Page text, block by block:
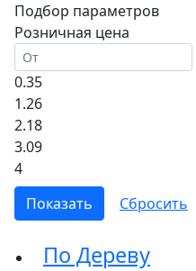
Подбор параметров
Розничная цена
0.35
1.26
2.18
3.09
4
По Дереву